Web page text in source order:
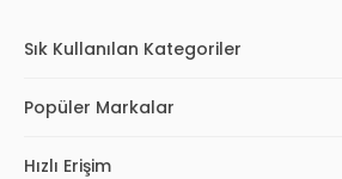
Sık Kullanılan Kategoriler
Popüler Markalar
Hızlı Erişim